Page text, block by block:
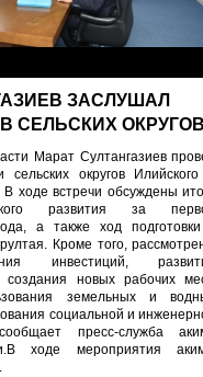
ЗАСЛУШАЛ
СЕЛЬСКИХ ОКРУГОВ
Марат Султангазиев
округов
В ходе встречи обсуждены
развития за
а также ход
Кроме того,
инвестиций,
создания новых рабочих
земельных и
социальной и
пресс-служба
ходе мероприятия